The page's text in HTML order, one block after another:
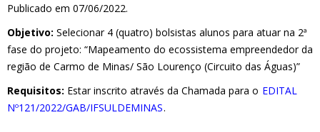
Publicado em 07/06/2022.
Objetivo: Selecionar 4 (quatro) bolsistas alunos para atuar na 2ª
fase do projeto: “Mapeamento do ecossistema empreendedor da
região de Carmo de Minas/ São Lourenço (Circuito das Águas)”
Requisitos: Estar inscrito através da Chamada para o EDITAL
Nº121/2022/GAB/IFSULDEMINAS.